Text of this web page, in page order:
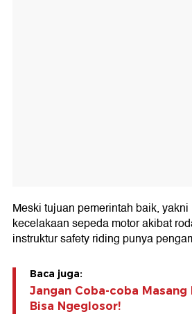
Meski tujuan pemerintah baik,
kecelakaan sepeda motor akibat
instruktur safety riding punya
Baca juga:
Jangan Coba-coba Masang
Bisa Ngeglosor!